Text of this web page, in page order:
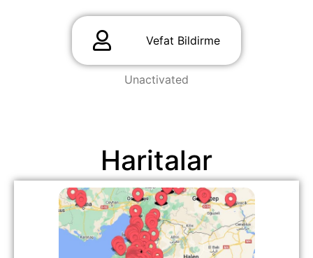
Vefat Bildirme
Unactivated
Haritalar